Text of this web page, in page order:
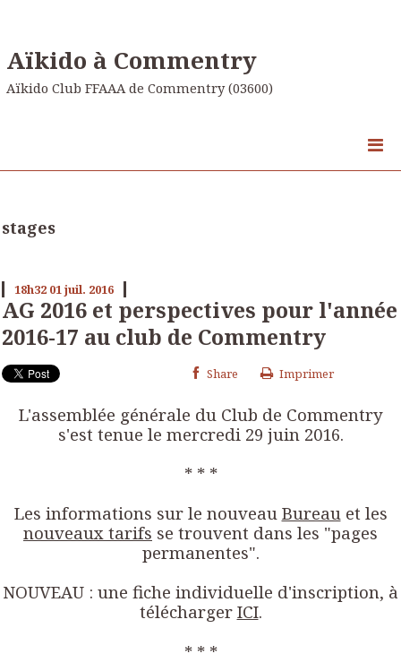
Aïkido à Commentry
Aïkido Club FFAAA de Commentry (03600)
stages
18h32 01juil. 2016
AG 2016 et perspectives pour l'année
2016-17 au club de Commentry
Share Imprimer
L'assemblée générale du Club de Commentry
s'est tenue le mercredi 29 juin 2016.
* * *
Les informations sur le nouveau Bureauet les
nouveaux tarifs se trouvent dans les "pages
permanentes".
NOUVEAU : une fiche individuelle d'inscription, à
télécharger ICI.
* * *